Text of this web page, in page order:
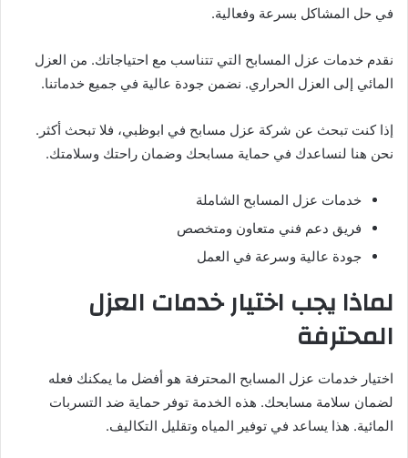
في حل المشاكل بسرعة وفعالية.
نقدم خدمات عزل المسابح التي تتناسب مع احتياجاتك. من العزل
المائي إلى العزل الحراري. نضمن جودة عالية في جميع خدماتنا.
إذا كنت تبحث عن شركة عزل مسابح في ابوظبي، فلا تبحث أكثر.
نحن هنا لنساعدك في حماية مسابحك وضمان راحتك وسلامتك.
خدمات عزل المسابح الشاملة
فريق دعم فني متعاون ومتخصص
جودة عالية وسرعة في العمل
لماذا يجب اختيار خدمات العزل
المحترفة
اختيار خدمات عزل المسابح المحترفة هو أفضل ما يمكنك فعله
لضمان سلامة مسابحك. هذه الخدمة توفر حماية ضد التسربات
المائية. هذا يساعد في توفير المياه وتقليل التكاليف.